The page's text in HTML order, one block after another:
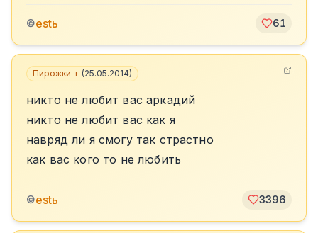
©estь 61
Пирожки + (25.05.2014)
никто не любит вас аркадий
никто не любит вас как я
навряд ли я смогу так страстно
как вас кого то не любить
©estь 3396